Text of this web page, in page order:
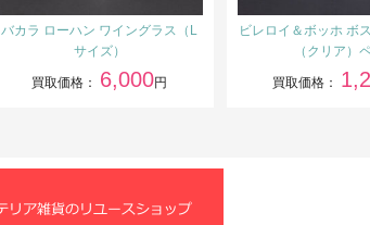
バカラ ローハン ワイングラス（L
サイズ）
買取価格： 6,000円
ビレロイ＆ボッホ ボ
（クリア）
買取価格：